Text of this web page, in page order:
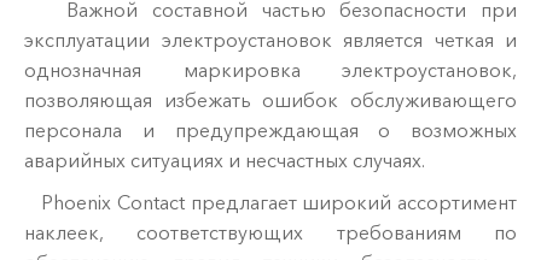
Важной составной частью безопасности при
эксплуатации электроустановок является четкая и
однозначная маркировка электроустановок,
позволяющая избежать ошибок обслуживающего
персонала и предупреждающая о возможных
аварийных ситуациях и несчастных случаях.
Phoenix Contact предлагает широкий ассортимент
наклеек, соответствующих требованиям по